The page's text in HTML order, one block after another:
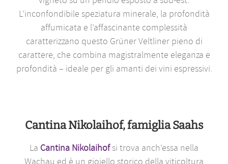
L’inconfondibile speziatura minerale, la profondità
affumicata e l’affascinante complessità
caratterizzano questo Grüner Veltliner pieno di
carattere, che combina magistralmente eleganza e
profondità – ideale per gli amanti dei vini espressivi.
Cantina Nikolaihof, famiglia Saahs
La Cantina Nikolaihofsi trova anch’essa nella
Wachau ed è un gioiello storico della viticoltura